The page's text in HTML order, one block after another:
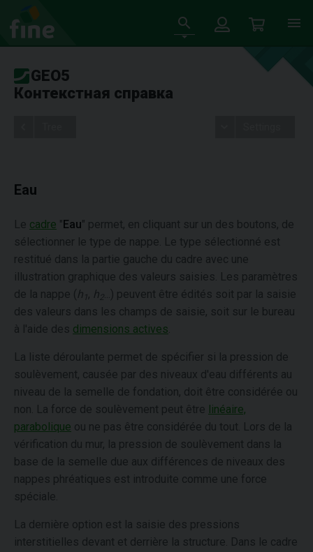
GEO5
Контекстная справка
Eau
Le cadre "Eau" permet, en cliquant sur un des boutons, de
sélectionner le type de nappe. Le type sélectionné est
restitué dans la partie gauche du cadre avec une
illustration graphique des valeurs saisies. Les paramètres
de la nappe ( h 1, h2
...) peuvent être édités soit par la saisie
des valeurs dans les champs de saisie, soit sur le bureau
à l'aide des dimensions actives
La liste déroulante permet de spécifier si la pression de
soulèvement, causée par des niveaux d'eau différents au
niveau de la semelle de fondation, doit être considérée ou
non. La force de soulèvement peut être linéaire,
parabolique ou ne pas être considérée du tout. Lors de la
vérification du mur, la pression de soulèvement dans la
base de la semelle due aux différences de niveaux des
nappes phréatiques est introduite comme une force
spéciale.
La dernière option est la saisie des pressions
interstitielles devant et derrière la structure. Dans le cadre